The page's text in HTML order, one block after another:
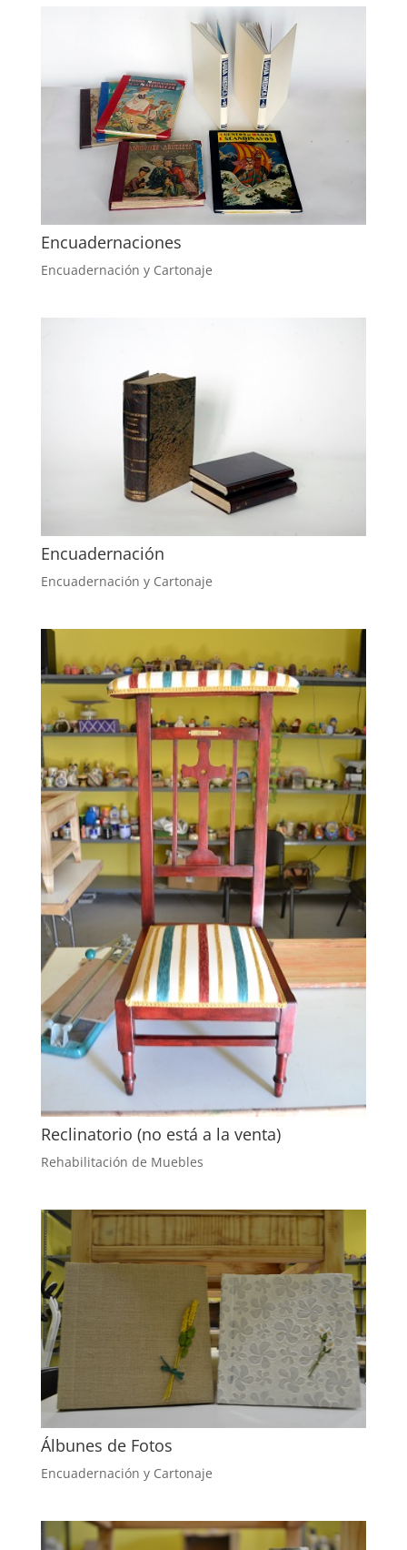
Encuadernaciones
Encuadernación y Cartonaje
Encuadernación
Encuadernación y Cartonaje
Reclinatorio (no está a la venta)
Rehabilitación de Muebles
Álbunes de Fotos
Encuadernación y Cartonaje